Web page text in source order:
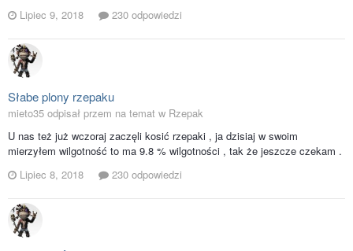
Lipiec 9, 2018
230 odpowiedzi
Słabe plony rzepaku
mieto35 odpisał przem na temat w Rzepak
U nas też już wczoraj zaczęli kosić rzepaki , ja dzisiaj w swoim
mierzyłem wilgotność to ma 9.8 % wilgotności , tak że jeszcze czekam .
Lipiec 8, 2018
230 odpowiedzi